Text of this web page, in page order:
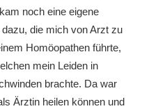
noch eine eigene
die mich von Arzt zu
Homöopathen führte,
mein Leiden in
brachte. Da war
Ärztin heilen können und